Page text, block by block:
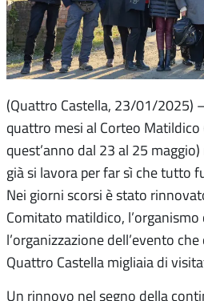
(Quattro Castella, 23/01/2025)
quattro mesi al Corteo
quest’anno dal 23 al 25
già si lavora per far sì che tutto
Nei giorni scorsi è stato
Comitato matildico,
l’organizzazione dell’evento
Quattro Castella migliaia di
Un rinnovo nel segno della